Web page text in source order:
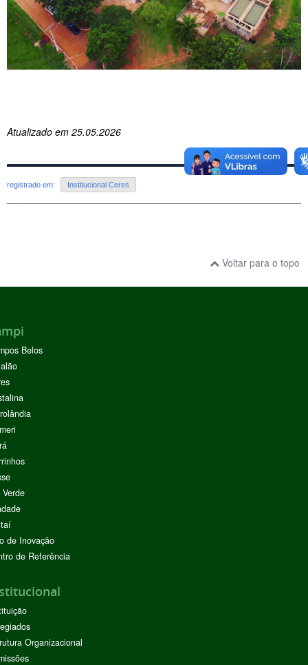
Atualizado em 25.05.2026
registrado em: Institucional Ceres
Voltar para o topo
Belos
de Inovação
de Referência
Organizacional